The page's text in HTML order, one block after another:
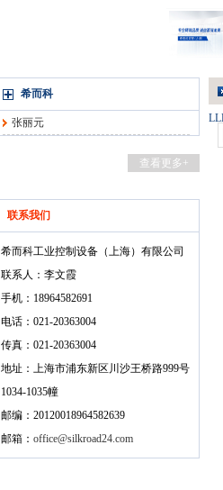
希而科
张丽元
查看更多+
联系我们
希而科工业控制设备（上海）有限公司
联系人：李文霞
手机：18964582691
电话：021-20363004
传真：021-20363004
地址：上海市浦东新区川沙王桥路999号
1034-1035幢
邮编：20120018964582639
邮箱： office@silkroad24.com